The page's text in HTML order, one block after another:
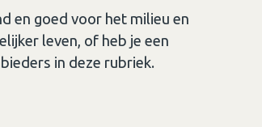
en goed voor het milieu en
leven, of heb je een
in deze rubriek.